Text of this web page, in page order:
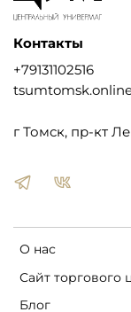
О нас
Сайт торгового
Блог
Контакты
+79131102516
г Томск, пр-кт